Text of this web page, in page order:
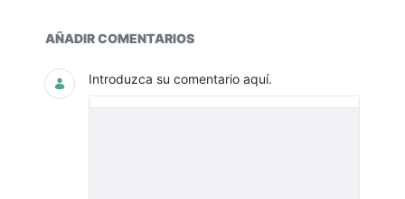
Documentos y multimedia
AÑADIR COMENTARIOS
Introduzca su comentario aquí.